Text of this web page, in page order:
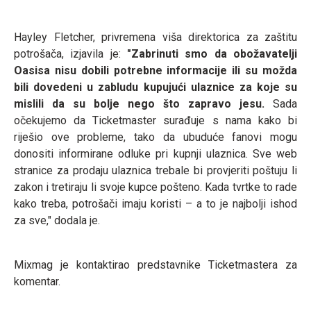
Hayley Fletcher, privremena viša direktorica za zaštitu
potrošača, izjavila je: "Zabrinuti smo da obožavatelji
Oasisa nisu dobili potrebne informacije ili su možda
bili dovedeni u zabludu kupujući ulaznice za koje su
mislili da su bolje nego što zapravo jesu. Sada
očekujemo da Ticketmaster surađuje s nama kako bi
riješio ove probleme, tako da ubuduće fanovi mogu
donositi informirane odluke pri kupnji ulaznica. Sve web
stranice za prodaju ulaznica trebale bi provjeriti poštuju li
zakon i tretiraju li svoje kupce pošteno. Kada tvrtke to rade
kako treba, potrošači imaju koristi – a to je najbolji ishod
za sve," dodala je.
Mixmag je kontaktirao predstavnike Ticketmastera za
komentar.